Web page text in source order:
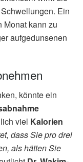
Ein
Monat kann zu
aufgedunsenen
könnte ein
viel Kalorien
dass Sie pro drei
als hätten Sie